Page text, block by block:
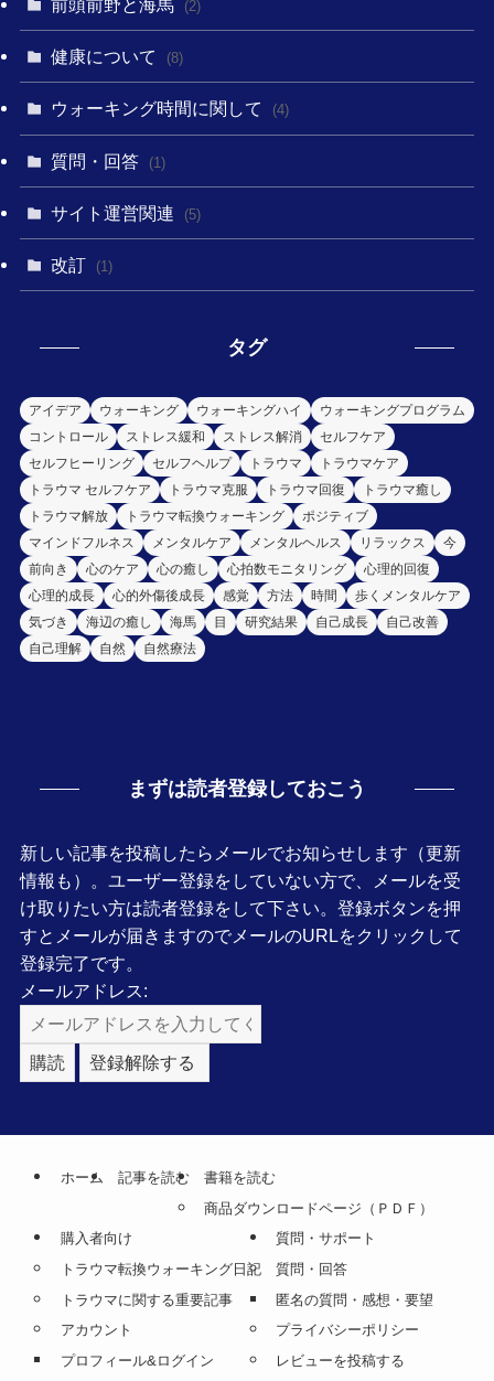
前頭前野と海馬 (2)
健康について (8)
ウォーキング時間に関して (4)
質問・回答 (1)
サイト運営関連 (5)
改訂 (1)
タグ
アイデア ウォーキング ウォーキングハイ
ウォーキングプログラム
コントロール
ストレス緩和 ストレス解消
セルフケア
セルフヒーリング
セルフヘルプ トラウマ
トラウマケア
トラウマ セルフケア
トラウマ克服 トラウマ回復
トラウマ癒し
トラウマ解放
トラウマ転換ウォーキング
ポジティブ
マインドフルネス
メンタルケア メンタルヘルス リラックス
今
前向き
心のケア 心の癒し 心拍数モニタリング
心理的回復
心理的成長
心的外傷後成長 感覚 方法 時間
歩くメンタルケア
気づき
海辺の癒し 海馬 目 研究結果 自己成長
自己改善
自己理解
自然 自然療法
まずは読者登録しておこう
新しい記事を投稿したらメールでお知らせします（更新
情報も）。ユーザー登録をしていない方で、メールを受
け取りたい方は読者登録をして下さい。登録ボタンを押
すとメールが届きますのでメールのURLをクリックして
登録完了です。
メールアドレス:
ホーム 記事を読む
書籍を読む
商品ダウンロードページ（ＰＤＦ）
購入者向け
トラウマ転換ウォーキング日記
トラウマに関する重要記事
アカウント
プロフィール&ログイン
質問・サポート
質問・回答
匿名の質問・感想・要望
プライバシーポリシー
レビューを投稿する